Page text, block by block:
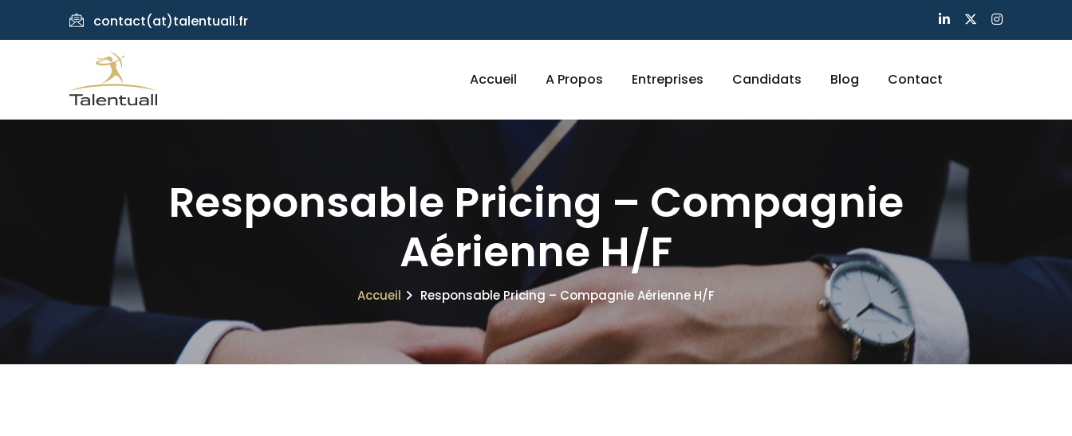
contact(at)talentuall.fr
Accueil A Propos Entreprises Candidats Blog Contact
Responsable Pricing – Compagnie
Aérienne H/F
Accueil Responsable Pricing – Compagnie Aérienne H/F